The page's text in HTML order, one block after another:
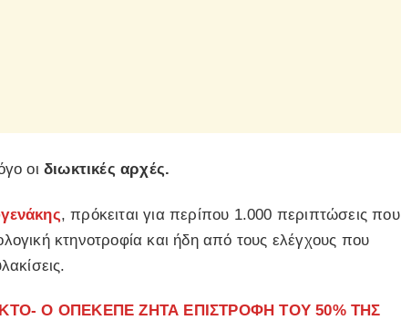
οιδιωκτικές αρχές.
, πρόκειται για περίπου 1.000 περιπτώσεις που
κτηνοτροφία και ήδη από τους ελέγχους που
Ο ΟΠΕΚΕΠΕ ΖΗΤΑ ΕΠΙΣΤΡΟΦΗ ΤΟΥ 50% ΤΗΣ